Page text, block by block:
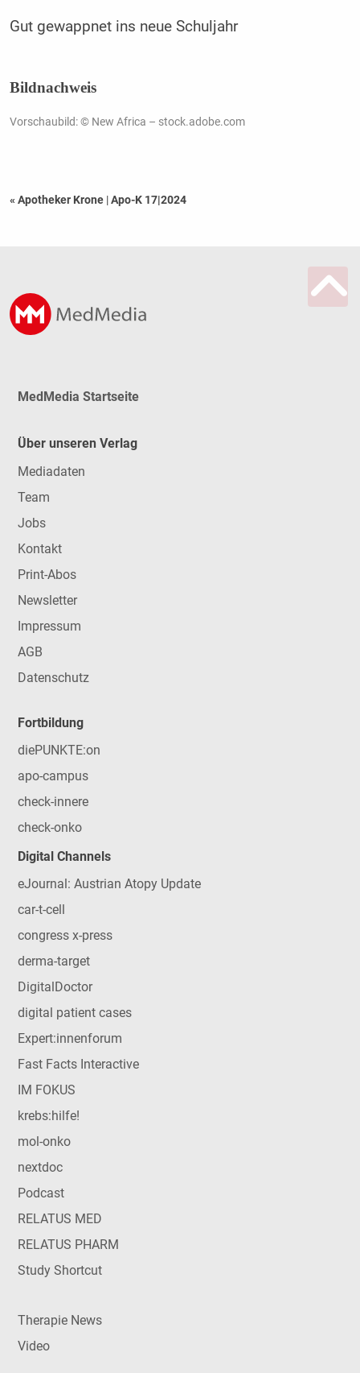
Gut gewappnet ins neue Schuljahr
Bildnachweis
Vorschaubild: © New Africa – stock.adobe.com
« Apotheker Krone |Apo-K 17|2024
MedMedia Startseite
Über unseren Verlag
Mediadaten
Team
Jobs
Kontakt
Print-Abos
Newsletter
Impressum
AGB
Datenschutz
Fortbildung
diePUNKTE:on
apo-campus
check-innere
check-onko
Digital Channels
eJournal: Austrian Atopy Update
car-t-cell
congress x-press
derma-target
DigitalDoctor
digital patient cases
Expert:innenforum
Fast Facts Interactive
IM FOKUS
krebs:hilfe!
mol-onko
nextdoc
Podcast
RELATUS MED
RELATUS PHARM
Study Shortcut
Therapie News
Video